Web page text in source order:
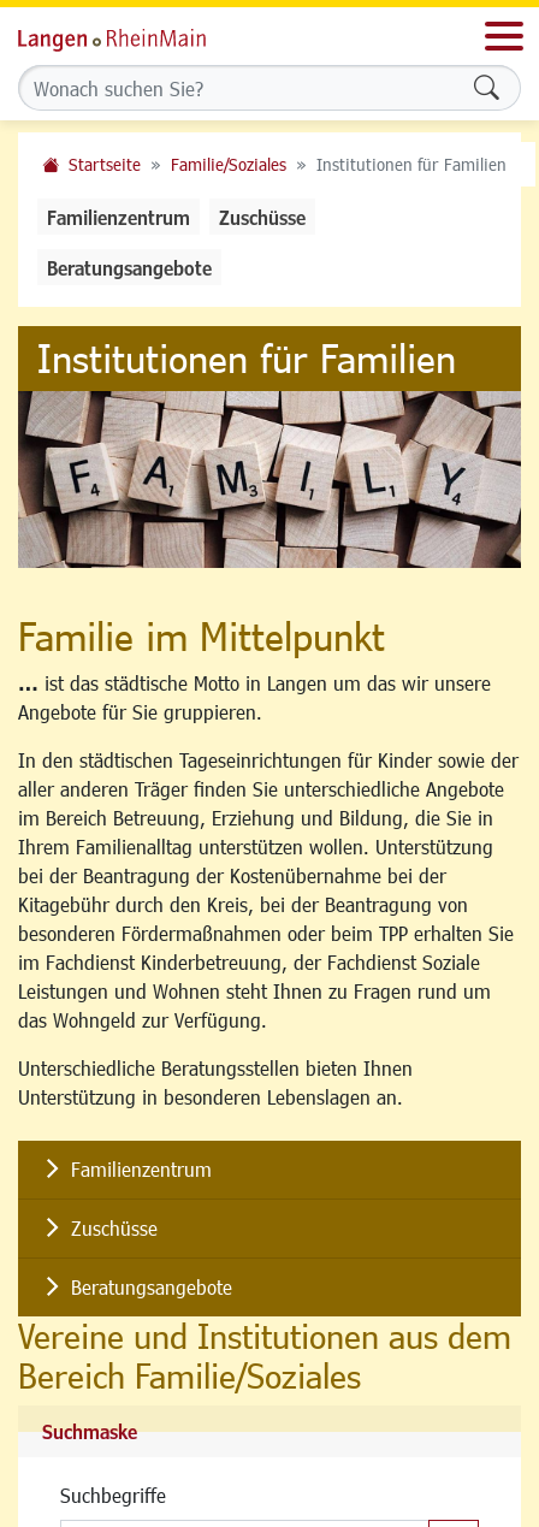
Startseite Familie/Soziales Institutionen für Familien
Familienzentrum Zuschüsse
Beratungsangebote
Institutionen für Familien
Familie im Mittelpunkt
… ist das städtische Motto in Langen um das wir unsere
Angebote für Sie gruppieren.
In den städtischen Tageseinrichtungen für Kinder sowie der
aller anderen Träger finden Sie unterschiedliche Angebote
im Bereich Betreuung, Erziehung und Bildung, die Sie in
Ihrem Familienalltag unterstützen wollen. Unterstützung
bei der Beantragung der Kostenübernahme bei der
Kitagebühr durch den Kreis, bei der Beantragung von
besonderen Fördermaßnahmen oder beim TPP erhalten Sie
im Fachdienst Kinderbetreuung, der Fachdienst Soziale
Leistungen und Wohnen steht Ihnen zu Fragen rund um
das Wohngeld zur Verfügung.
Unterschiedliche Beratungsstellen bieten Ihnen
Unterstützung in besonderen Lebenslagen an.
Familienzentrum
Zuschüsse
Beratungsangebote
Vereine und Institutionen aus dem
Bereich Familie/Soziales
Suchmaske
Suchbegriffe